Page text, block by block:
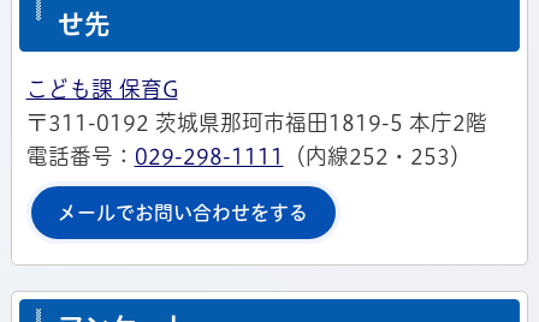
せ先
こども課 保育G
〒311-0192 茨城県那珂市福田1819-5 本庁2階
電話番号： 029-298-1111 （内線252・253）
メールでお問い合わせをする